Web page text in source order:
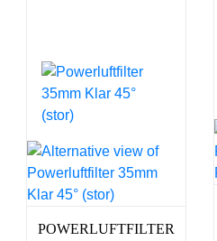
POWERLUFTFILTER